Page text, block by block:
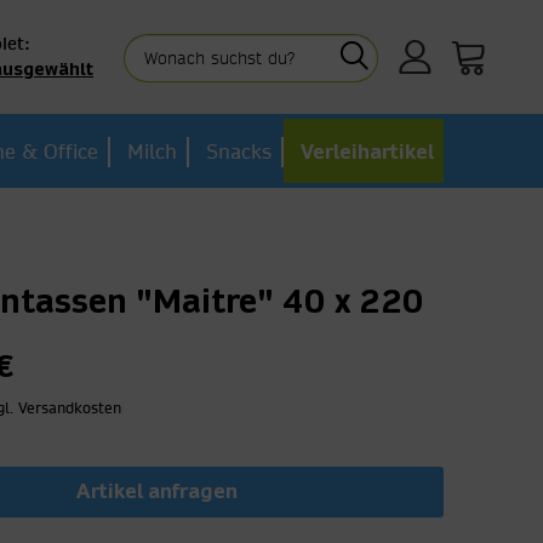
& Office Milch Snacks Verleihartikel
"Maitre" 40 x 220
Versandkosten
Artikel anfragen